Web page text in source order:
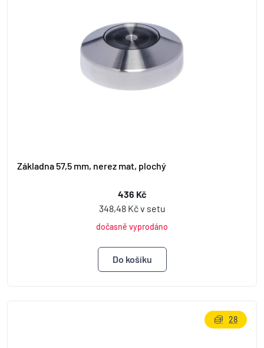
Základna 57,5 mm, nerez mat, plochý
436 Kč
348,48 Kč v setu
dočasně vyprodáno
28